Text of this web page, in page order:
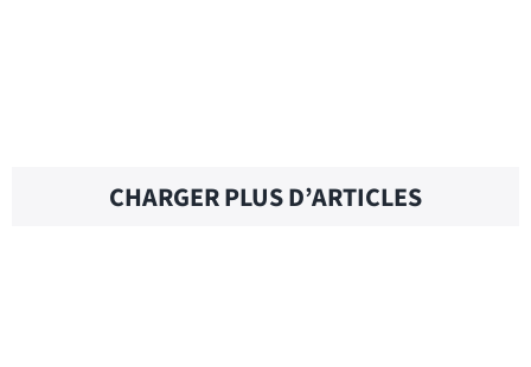
CHARGER PLUS D’ARTICLES